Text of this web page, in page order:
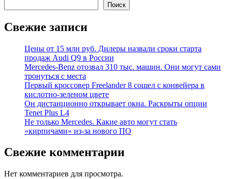
Поиск
Свежие записи
Цены от 15 млн руб. Дилеры назвали сроки старта
продаж Audi Q9 в России
Mercedes-Benz отозвал 310 тыс. машин. Они могут сами
тронуться с места
Первый кроссовер Freelander 8 сошел с конвейера в
кислотно-зеленом цвете
Он дистанционно открывает окна. Раскрыты опции
Tenet Plus L4
Не только Mercedes. Какие авто могут стать
«кирпичами» из-за нового ПО
Свежие комментарии
Нет комментариев для просмотра.